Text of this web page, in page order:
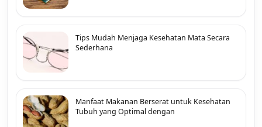
Tips Mudah Menjaga Kesehatan Mata Secara
Sederhana
Manfaat Makanan Berserat untuk Kesehatan
Tubuh yang Optimal dengan